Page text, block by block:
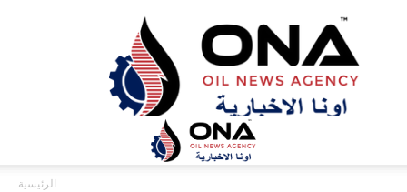
ONA™
NEWS
/
أونا
الاخبارية
الرئيسية